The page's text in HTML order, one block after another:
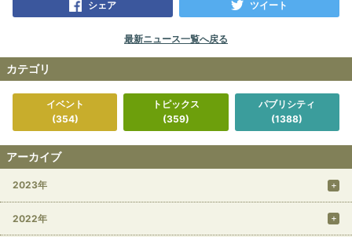
シェア ツイート
最新ニュース一覧へ戻る
カテゴリ
イベント
(354)
トピックス
(359)
パブリシティ
(1388)
アーカイブ
2023年
2022年